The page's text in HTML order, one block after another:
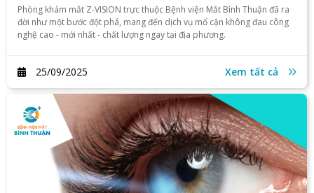
Phòng khám mắt Z-VISION trực thuộc Bệnh viện Mắt Bình Thuận đã ra
đời như một bước đột phá, mang đến dịch vụ mổ cận không đau công
nghệ cao - mới nhất - chất lượng ngay tại địa phương.
25/09/2025 Xem tất cả